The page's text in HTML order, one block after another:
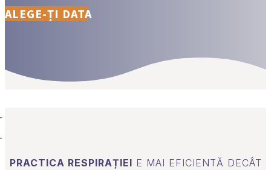
ALEGE-ȚI DATA
PRACTICA RESPIRAȚIEI E MAI EFICIENTĂ DECÂT